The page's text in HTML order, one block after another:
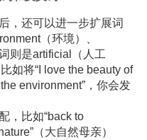
，还可以进一步扩展词
（环境）、
则是artificial（人工
如将“I love the beauty of
environment”，你会发
，比如“back to
（大自然母亲）